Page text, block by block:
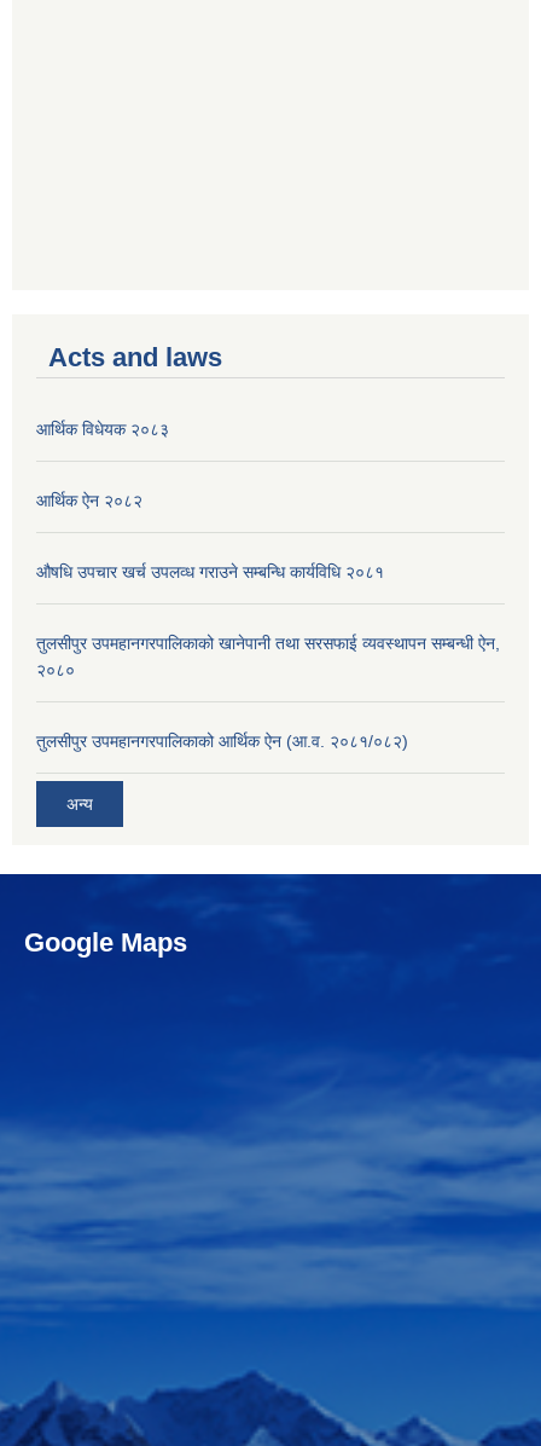
Acts and laws
आर्थिक विधेयक २०८३
आर्थिक ऐन २०८२
औषधि उपचार खर्च उपलव्ध गराउने सम्बन्धि कार्यविधि २०८१
तुलसीपुर उपमहानगरपालिकाको खानेपानी तथा सरसफाई व्यवस्थापन सम्बन्धी ऐन,
२०८०
तुलसीपुर उपमहानगरपालिकाको आर्थिक ऐन (आ.व. २०८१/०८२)
अन्य
Google Maps